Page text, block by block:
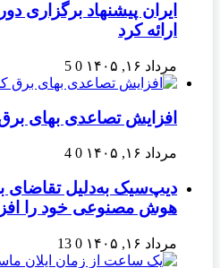
ایران پیشنهاد برگزاری
ارائه کرد
مرداد ۱۶, ۱۴۰۵ 0
5
افزایش تصاعدی بهای
مرداد ۱۶, ۱۴۰۵ 0
4
هوش مصنوعی خود را
مرداد ۱۶, ۱۴۰۵ 0
13